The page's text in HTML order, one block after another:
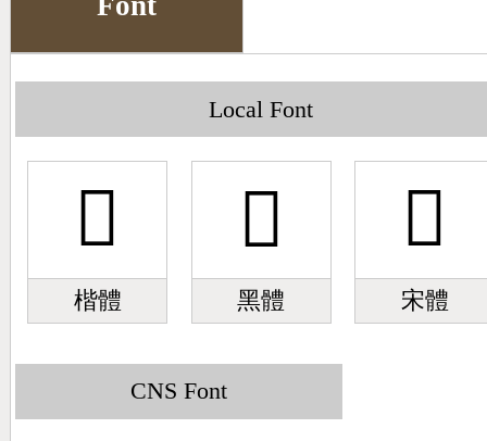
Local Font
󿱿
楷體
󿱿
黑體
󿱿
宋體
CNS Font